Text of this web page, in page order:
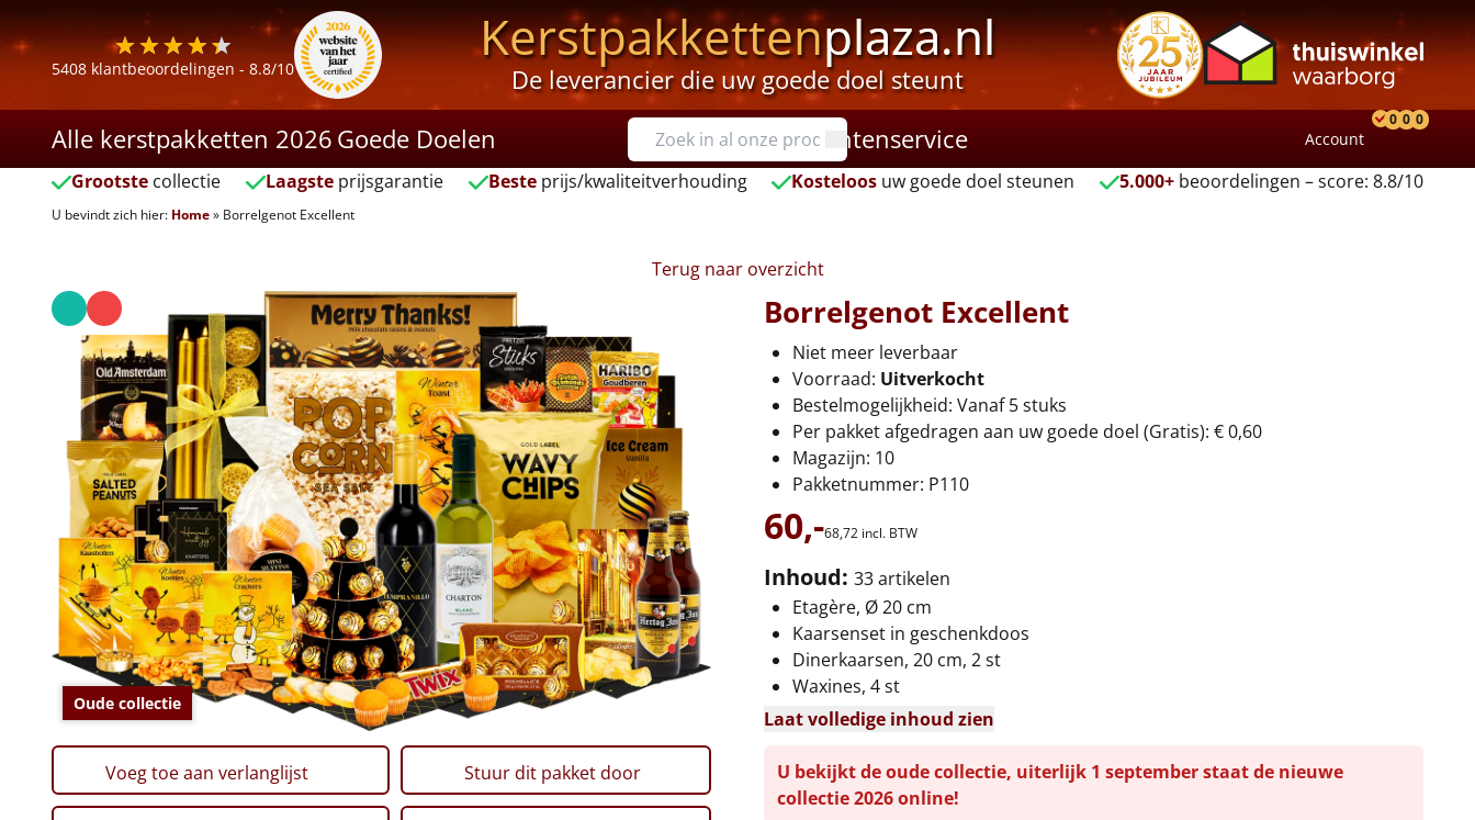
5408 klantbeoordelingen - 8.8/10 Kerstpakkettenplaza.nl
De leverancier die uw goede doel steunt
Alle kerstpakketten 2026 Goede Doelen Klantenservice Account
0 0 0
Grootste collectie Laagsteprijsgarantie Besteprijs/kwaliteitverhouding Kosteloos uw goede doel steunen 5.000+ beoordelingen – score: 8.8/10
U bevindt zich hier: Home» Borrelgenot Excellent
Terug naar overzicht
Oude collectie
Borrelgenot Excellent
Niet meer leverbaar
Voorraad: Uitverkocht
Bestelmogelijkheid: Vanaf 5 stuks
Per pakket afgedragen aan uw goede doel (Gratis): € 0,60
Magazijn: 10
Pakketnummer: P110
60,-68,72 incl. BTW
Inhoud: 33 artikelen
Etagère, Ø 20 cm
Kaarsenset in geschenkdoos
Dinerkaarsen, 20 cm, 2 st
Waxines, 4 st
Laat volledige inhoud zien
Voeg toe aan verlanglijst Stuur dit pakket door
U bekijkt de oude collectie, uiterlijk 1 september staat de nieuwe
collectie 2026 online!